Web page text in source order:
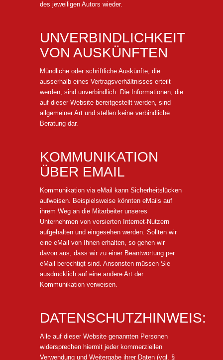
des jeweiligen Autors wieder.
UNVERBINDLICHKEIT
VON AUSKÜNFTEN
Mündliche oder schriftliche Auskünfte, die
ausserhalb eines Vertragsverhältnisses erteilt
werden, sind unverbindlich. Die Informationen, die
auf dieser Website bereitgestellt werden, sind
allgemeiner Art und stellen keine verbindliche
Beratung dar.
KOMMUNIKATION
ÜBER EMAIL
Kommunikation via eMail kann Sicherheitslücken
aufweisen. Beispielsweise könnten eMails auf
ihrem Weg an die Mitarbeiter unseres
Unternehmen von versierten Internet-Nutzern
aufgehalten und eingesehen werden. Sollten wir
eine eMail von Ihnen erhalten, so gehen wir
davon aus, dass wir zu einer Beantwortung per
eMail berechtigt sind. Ansonsten müssen Sie
ausdrücklich auf eine andere Art der
Kommunikation verweisen.
DATENSCHUTZHINWEIS:
Alle auf dieser Website genannten Personen
widersprechen hiermit jeder kommerziellen
Verwendung und Weitergabe ihrer Daten (vgl. §